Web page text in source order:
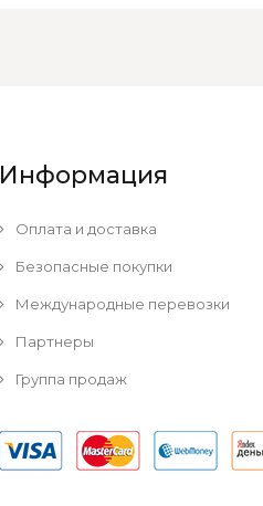
Информация
Оплата и доставка
Безопасные покупки
Международные перевозки
Партнеры
Группа продаж